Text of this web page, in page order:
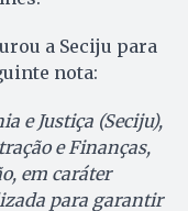
a Seciju para
nota:
e Justiça (Seciju),
e Finanças,
em caráter
para garantir